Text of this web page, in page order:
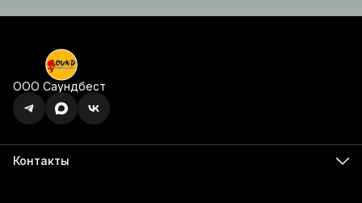
ООО Саундбест
Контакты